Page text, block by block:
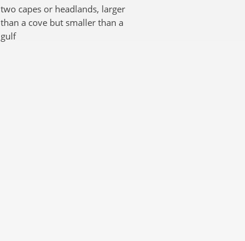
two capes or headlands, larger
than a cove but smaller than a
gulf